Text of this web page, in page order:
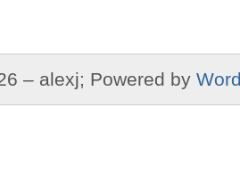
– alexj; Powered by